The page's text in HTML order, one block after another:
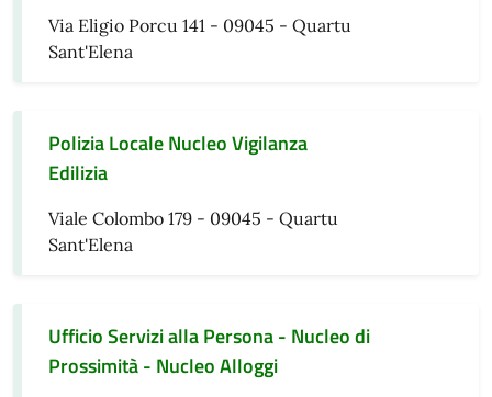
Via Eligio Porcu 141 - 09045 - Quartu
Sant'Elena
Polizia Locale Nucleo Vigilanza
Edilizia
Viale Colombo 179 - 09045 - Quartu
Sant'Elena
Ufficio Servizi alla Persona - Nucleo di
Prossimità - Nucleo Alloggi